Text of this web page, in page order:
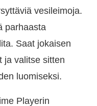
vesileimoja.
parhaasta
Saat jokaisen
ja valitse sitten
luomiseksi.
Playerin